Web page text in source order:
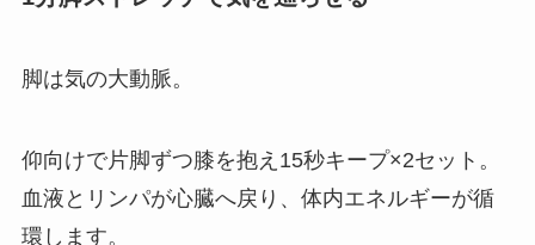
脚は気の大動脈。
仰向けで片脚ずつ膝を抱え15秒キープ×2セット。
血液とリンパが心臓へ戻り、体内エネルギーが循
環します。